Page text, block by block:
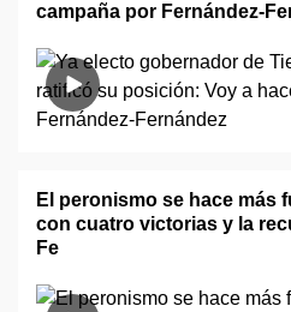
campaña por Fernández-
El peronismo se hace más
con cuatro victorias y la
Fe